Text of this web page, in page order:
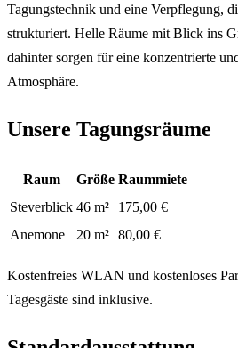
Tagungstechnik und eine Verpflegung,
strukturiert. Helle Räume mit Blick ins
dahinter sorgen für eine konzentrierte
Atmosphäre.
Unsere Tagungsräume
Raum Größe Raummiete
Steverblick 46 m²
175,00 €
Anemone
20 m² 80,00 €
Kostenfreies WLAN und kostenloses
Tagesgäste sind inklusive.